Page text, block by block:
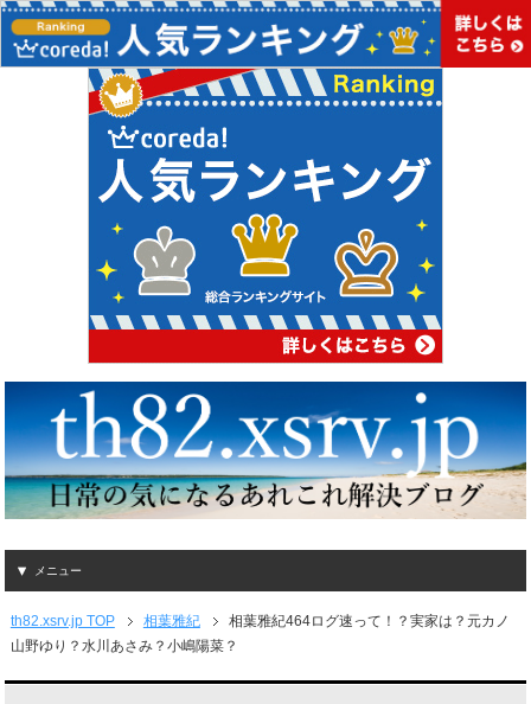
メニュー
th82.xsrv.jp TOP 相葉雅紀
相葉雅紀464ログ速って！？実家は？元カノ
山野ゆり？水川あさみ？小嶋陽菜？